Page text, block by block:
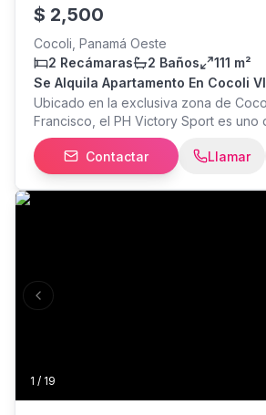
$ 2,500
Cocoli, Panamá Oeste
2 Recámaras
2 Baños
111 m²
Se Alquila Apartamento En Cocoli
Ubicado en la exclusiva zona de
Francisco, el PH Victory Sport es uno
más codiciados de la Ciudad de
enfoque en un estilo de vida activo y
apartamento de 111 m2 destaca por su
contemporáneo y una distribución
Contactar Llamar
1 / 19
Previous slide